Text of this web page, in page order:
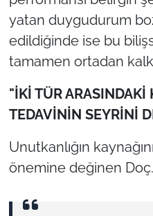
yatan duygudurum
edildiğinde ise bu
tamamen ortadan
"İKİ TÜR ARASINDAKİ
TEDAVİNİN SEYRİNİ
Unutkanlığın
önemine değinen